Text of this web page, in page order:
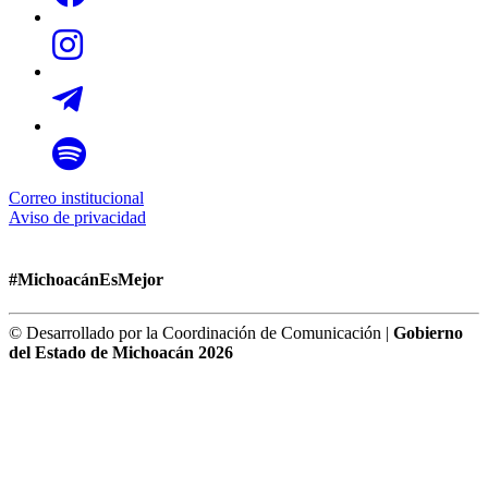
Correo institucional
Aviso de privacidad
#MichoacánEsMejor
© Desarrollado por la Coordinación de Comunicación | Gobierno
del Estado de Michoacán 2026